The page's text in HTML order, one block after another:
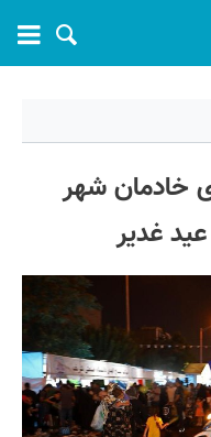
و ۵۰۰ نفری خادمان شهر
غدیر